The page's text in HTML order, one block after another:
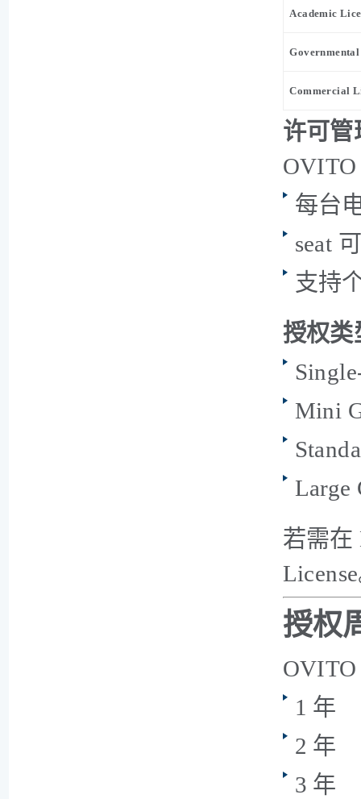
Academic
Commercial
许可管
每台
seat
支持
授权类
Mini
Large
若需在
授权
1 年
2 年
3 年